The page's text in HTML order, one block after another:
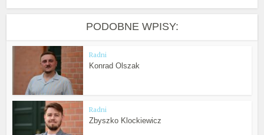
PODOBNE WPISY:
Radni
Konrad Olszak
Radni
Zbyszko Klockiewicz